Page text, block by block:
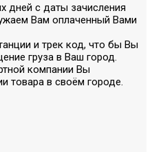
дней с даты зачисления
Вам оплаченный Вами
и трек код, что бы Вы
груза в Ваш город.
компании Вы
товара в своём городе.